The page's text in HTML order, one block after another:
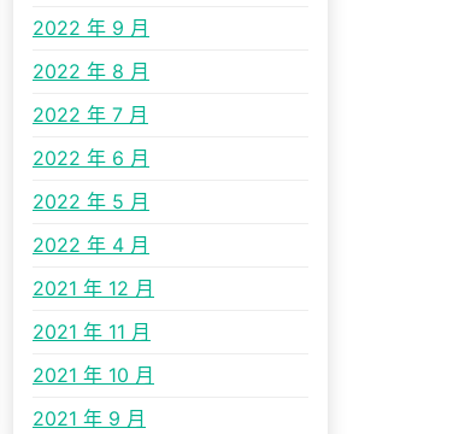
2022 年 9 月
2022 年 8 月
2022 年 7 月
2022 年 6 月
2022 年 5 月
2022 年 4 月
2021 年 12 月
2021 年 11 月
2021 年 10 月
2021 年 9 月